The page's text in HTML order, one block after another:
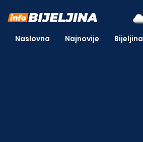
Naslovna Najnovije Bijeljina